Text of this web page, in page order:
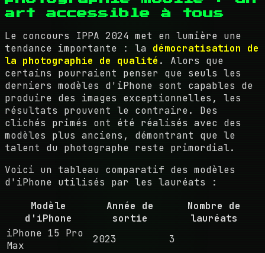
art accessible à tous
Le concours IPPA 2024 met en lumière une
tendance importante : la démocratisation de
la photographie de qualité . Alors que
certains pourraient penser que seuls les
derniers modèles d'iPhone sont capables de
produire des images exceptionnelles, les
résultats prouvent le contraire. Des
clichés primés ont été réalisés avec des
modèles plus anciens, démontrant que le
talent du photographe reste primordial.
Voici un tableau comparatif des modèles
d'iPhone utilisés par les lauréats :
Modèle
d'iPhone
Année de
sortie
Nombre de
lauréats
iPhone 15 Pro
Max
2023
3